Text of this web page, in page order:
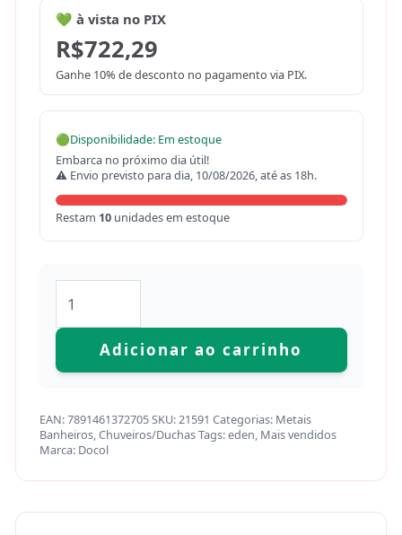
💚 à vista no PIX
R$722,29
Ganhe 10% de desconto no pagamento via PIX.
🟢Disponibilidade: Em estoque
Embarca no próximo dia útil!
⚠ Envio previsto para dia, 10/08/2026, até as 18h.
Restam 10unidades em estoque
Adicionar ao carrinho
EAN:7891461372705SKU: 21591 Categorias: Metais
Banheiros, Chuveiros/DuchasTags:eden Mais vendidos
Marca: Docol